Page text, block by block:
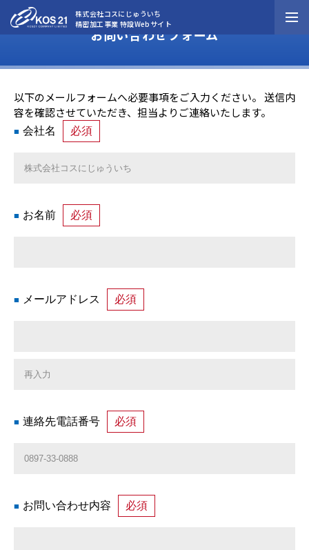
株式会社コスにじゅういち
精密加工事業 特設Webサイト
個人情報保護方針
サイトマップ
事業概要
設備紹介
実績紹介
KOS21ジャーナル
業務内容・工程
・事業紹介
お問い合わせフォーム
以下のメールフォームへ必要事項をご入力ください。 送信内
容を確認させていただき、担当よりご連絡いたします。
会社名 必須
お名前 必須
メールアドレス 必須
連絡先電話番号 必須
お問い合わせ内容 必須